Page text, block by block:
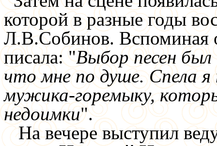
которой в разные годы
Л.В.Собинов. Вспоминая
писала: "Выбор песен был
что мне по душе. Спела
мужика-горемыку,
недоимки".
На вечере выступил